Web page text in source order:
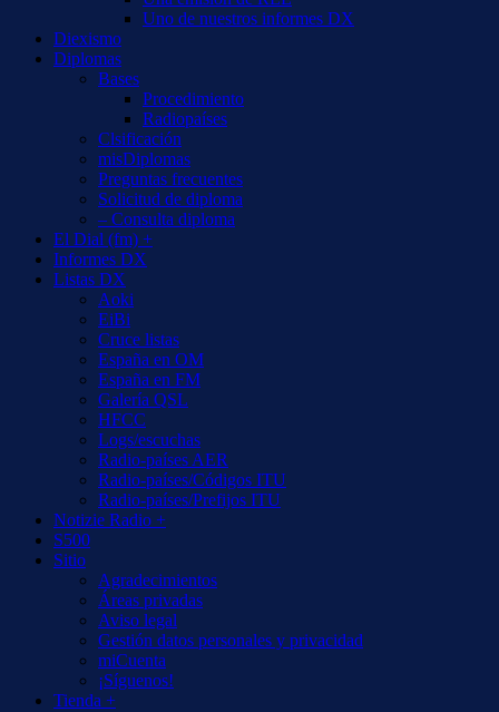
Uno de nuestros informes DX
Diexismo
Diplomas
Bases
Procedimiento
Radiopaíses
Clsificación
misDiplomas
Preguntas frecuentes
Solicitud de diploma
– Consulta diploma
El Dial (fm) +
Informes DX
Listas DX
Aoki
EiBi
Cruce listas
España en OM
España en FM
Galería QSL
HFCC
Logs/escuchas
Radio-países AER
Radio-países/Códigos ITU
Radio-países/Prefijos ITU
Notizie Radio +
S500
Sitio
Agradecimientos
Áreas privadas
Aviso legal
Gestión datos personales y privacidad
miCuenta
¡Síguenos!
Tienda +